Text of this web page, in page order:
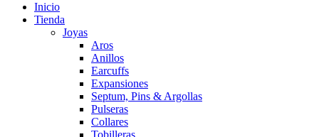
Inicio
Tienda
Joyas
Aros
Anillos
Earcuffs
Expansiones
Septum, Pins & Argollas
Pulseras
Collares